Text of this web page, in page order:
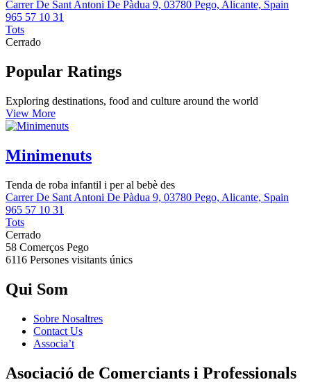
Carrer De Sant Antoni De Pàdua 9, 03780 Pego, Alicante, Spain
965 57 10 31
Tots
Cerrado
Popular Ratings
Exploring destinations, food and culture around the world
View More
Minimenuts
Tenda de roba infantil i per al bebè des
Carrer De Sant Antoni De Pàdua 9, 03780 Pego, Alicante, Spain
965 57 10 31
Tots
Cerrado
58 Comerços Pego
6116 Persones visitants únics
Qui Som
Sobre Nosaltres
Contact Us
Associa’t
Asociació de Comerciants i Professionals